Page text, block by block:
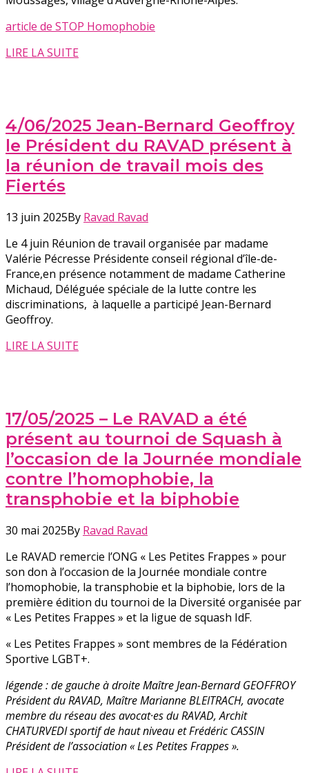
article de STOP Homophobie
LIRE LA SUITE
4/06/2025 Jean-Bernard Geoffroy
le Président du RAVAD présent à
la réunion de travail mois des
Fiertés
13 juin 2025By Ravad Ravad
Le 4 juin Réunion de travail organisée par madame
Valérie Pécresse Présidente conseil régional d’île-de-
France,en présence notamment de madame Catherine
Michaud, Déléguée spéciale de la lutte contre les
discriminations, à laquelle a participé Jean-Bernard
Geoffroy.
LIRE LA SUITE
17/05/2025 – Le RAVAD a été
présent au tournoi de Squash à
l’occasion de la Journée mondiale
contre l’homophobie, la
transphobie et la biphobie
30 mai 2025By Ravad Ravad
Le RAVAD remercie l’ONG « Les Petites Frappes » pour
son don à l’occasion de la Journée mondiale contre
l’homophobie, la transphobie et la biphobie, lors de la
première édition du tournoi de la Diversité organisée par
« Les Petites Frappes » et la ligue de squash IdF.
« Les Petites Frappes » sont membres de la Fédération
Sportive LGBT+.
légende : de gauche à droite Maître Jean-Bernard GEOFFROY
Président du RAVAD, Maître Marianne BLEITRACH, avocate
membre du réseau des avocat·es du RAVAD, Archit
CHATURVEDI sportif de haut niveau et Frédéric CASSIN
Président de l’association « Les Petites Frappes ».